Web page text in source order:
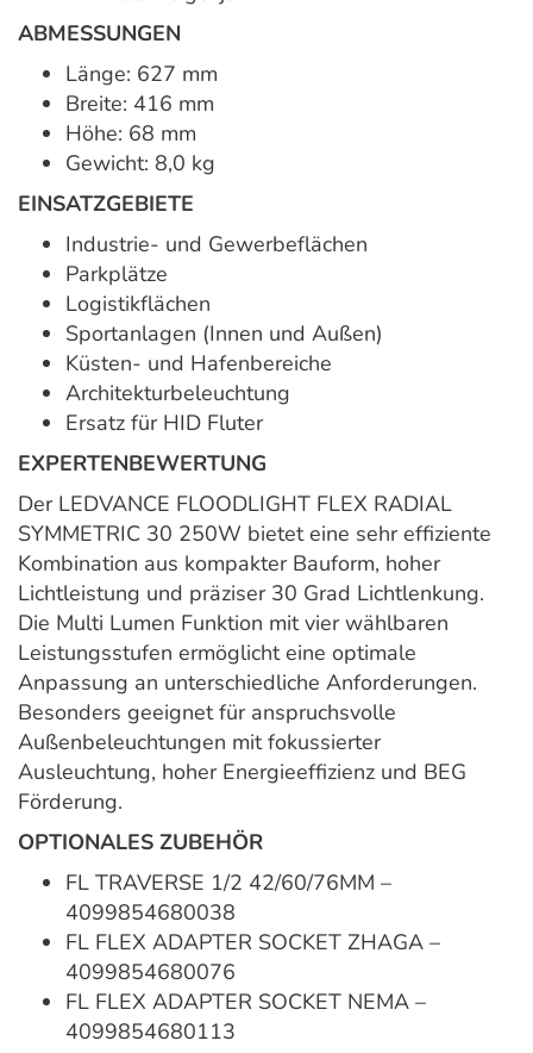
ABMESSUNGEN
Länge: 627 mm
Breite: 416 mm
Höhe: 68 mm
Gewicht: 8,0 kg
EINSATZGEBIETE
Industrie- und Gewerbeflächen
Parkplätze
Logistikflächen
Sportanlagen (Innen und Außen)
Küsten- und Hafenbereiche
Architekturbeleuchtung
Ersatz für HID Fluter
EXPERTENBEWERTUNG
Der LEDVANCE FLOODLIGHT FLEX RADIAL
SYMMETRIC 30 250W bietet eine sehr effiziente
Kombination aus kompakter Bauform, hoher
Lichtleistung und präziser 30 Grad Lichtlenkung.
Die Multi Lumen Funktion mit vier wählbaren
Leistungsstufen ermöglicht eine optimale
Anpassung an unterschiedliche Anforderungen.
Besonders geeignet für anspruchsvolle
Außenbeleuchtungen mit fokussierter
Ausleuchtung, hoher Energieeffizienz und BEG
Förderung.
OPTIONALES ZUBEHÖR
FL TRAVERSE 1/2 42/60/76MM –
4099854680038
FL FLEX ADAPTER SOCKET ZHAGA –
4099854680076
FL FLEX ADAPTER SOCKET NEMA –
4099854680113